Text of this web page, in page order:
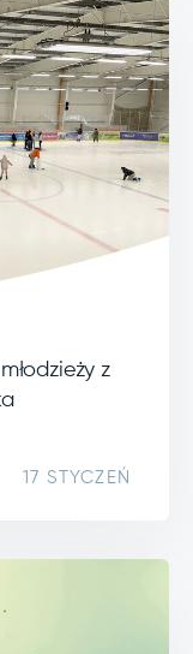
z
17 STYCZEŃ